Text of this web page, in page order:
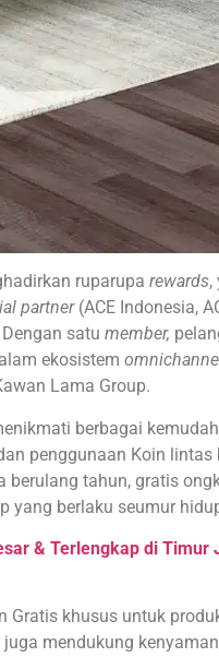
ruparupa rewards,
partner(ACE Indonesia,
satu member,
ekosistem
Lama Group.
berbagai
penggunaan Koin lintas
tahun, gratis
yang berlaku seumur
& Terlengkap di Timur
khusus untuk
mendukung